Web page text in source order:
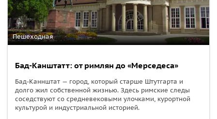
Пешеходная
Бад-Канштатт: от римлян до «Мерседеса»
Бад-Каннштат — город, который старше Штутгарта и
долго жил собственной жизнью. Здесь римские следы
соседствуют со средневековыми улочками, курортной
культурой и индустриальной историей.